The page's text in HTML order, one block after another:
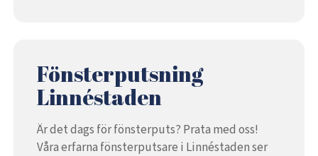
Fönsterputsning
Linnéstaden
Är det dags för fönsterputs? Prata med oss!
Våra erfarna fönsterputsare i Linnéstaden ser